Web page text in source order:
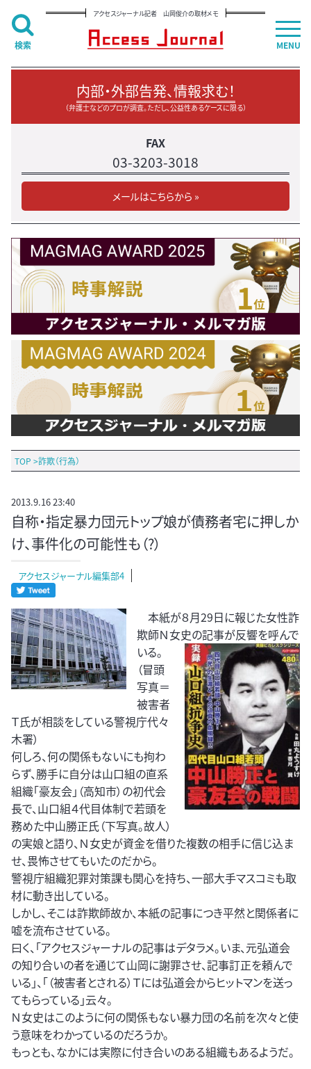
アクセスジャーナル記者 山岡俊介の取材メモ
内部・外部告発、情報求む！
（弁護士などのプロが調査。ただし、公益性あるケースに限る）
FAX
03-3203-3018
メールはこちらから »
TOP >詐欺（行為）
2013.9.16 23:40
自称・指定暴力団元トップ娘が債務者宅に押しか
け、事件化の可能性も（?）
アクセスジャーナル編集部4
本紙が８月29日に報じた女性詐
欺師Ｎ女史の記事が反響を呼んで
いる。
（冒頭
写真＝
被害者
Ｔ氏が相談をしている警視庁代々
木署）
何しろ、何の関係もないにも拘わ
らず、勝手に自分は山口組の直系
組織「豪友会」（高知市）の初代会
長で、山口組４代目体制で若頭を
務めた中山勝正氏（下写真。故人）
の実娘と語り、Ｎ女史が資金を借りた複数の相手に信じ込ま
せ、畏怖させてもいたのだから。
警視庁組織犯罪対策課も関心を持ち、一部大手マスコミも取
材に動き出している。
しかし、そこは詐欺師故か、本紙の記事につき平然と関係者に
嘘を流布させている。
曰く、「アクセスジャーナルの記事はデタラメ。いま、元弘道会
の知り合いの者を通じて山岡に謝罪させ、記事訂正を頼んで
いる」、「（被害者とされる）Ｔには弘道会からヒットマンを送っ
てもらっている」云々。
Ｎ女史はこのように何の関係もない暴力団の名前を次々と使
う意味をわかっているのだろうか。
もっとも、なかには実際に付き合いのある組織もあるようだ。
MENU
検索